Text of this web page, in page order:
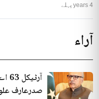
4 years پہلے
آراء
صدرعارف